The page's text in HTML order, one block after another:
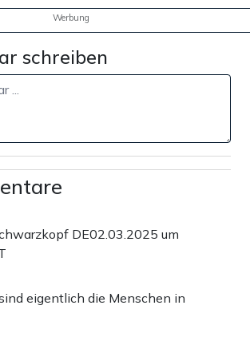
Werbung
schreiben
DE02.03.2025 um
eigentlich die Menschen in